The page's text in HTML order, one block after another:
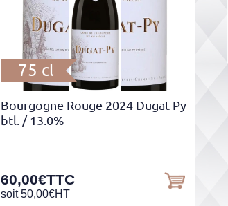
75 cl
Bourgogne Rouge 2024 Dugat-Py
btl. / 13.0%
60,00€TTC
soit 50,00€HT